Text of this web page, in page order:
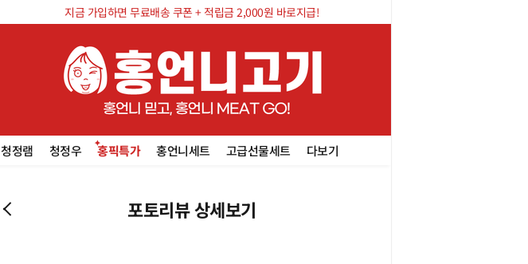
지금 가입하면 무료배송 쿠폰 + 적립금 2,000원 바로지급!
청정램 청정우 홍픽특가 홍언니세트 고급선물세트 다보기
포토리뷰 상세보기